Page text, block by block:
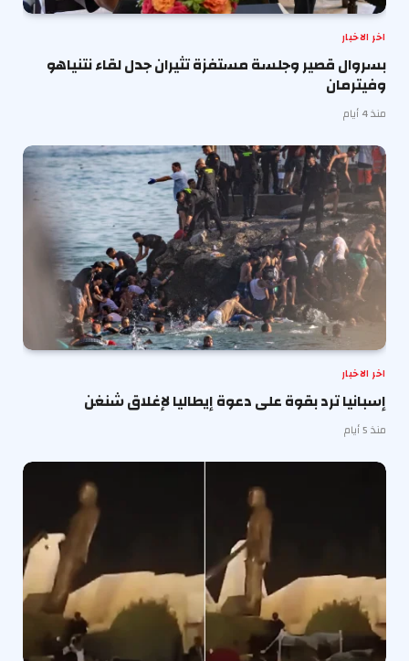
اخر الاخبار
بسروال قصير وجلسة مستفزة تثيران جدل لقاء نتنياهو
وفيترمان
منذ 4 أيام
اخر الاخبار
إسبانيا ترد بقوة على دعوة إيطاليا لإغلاق شنغن
منذ 5 أيام